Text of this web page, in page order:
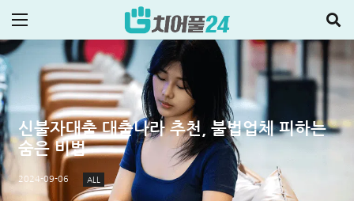
신불자대출 대출나라 추천, 불법업체 피하는
숨은 비법
2024-09-06 ALL